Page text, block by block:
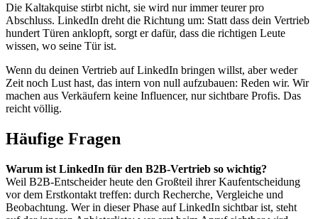
Die Kaltakquise stirbt nicht, sie wird nur immer teurer pro
Abschluss. LinkedIn dreht die Richtung um: Statt dass dein Vertrieb
hundert Türen anklopft, sorgt er dafür, dass die richtigen Leute
wissen, wo seine Tür ist.
Wenn du deinen Vertrieb auf LinkedIn bringen willst, aber weder
Zeit noch Lust hast, das intern von null aufzubauen: Reden wir. Wir
machen aus Verkäufern keine Influencer, nur sichtbare Profis. Das
reicht völlig.
Häufige Fragen
Warum ist LinkedIn für den B2B-Vertrieb so wichtig?
Weil B2B-Entscheider heute den Großteil ihrer Kaufentscheidung
vor dem Erstkontakt treffen: durch Recherche, Vergleiche und
Beobachtung. Wer in dieser Phase auf LinkedIn sichtbar ist, steht